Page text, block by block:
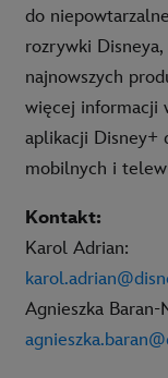
do
rozrywki
najnowszych
więcej informacji
aplikacji Disney+
mobilnych i
Kontakt:
Karol Adrian:
Agnieszka Baran-